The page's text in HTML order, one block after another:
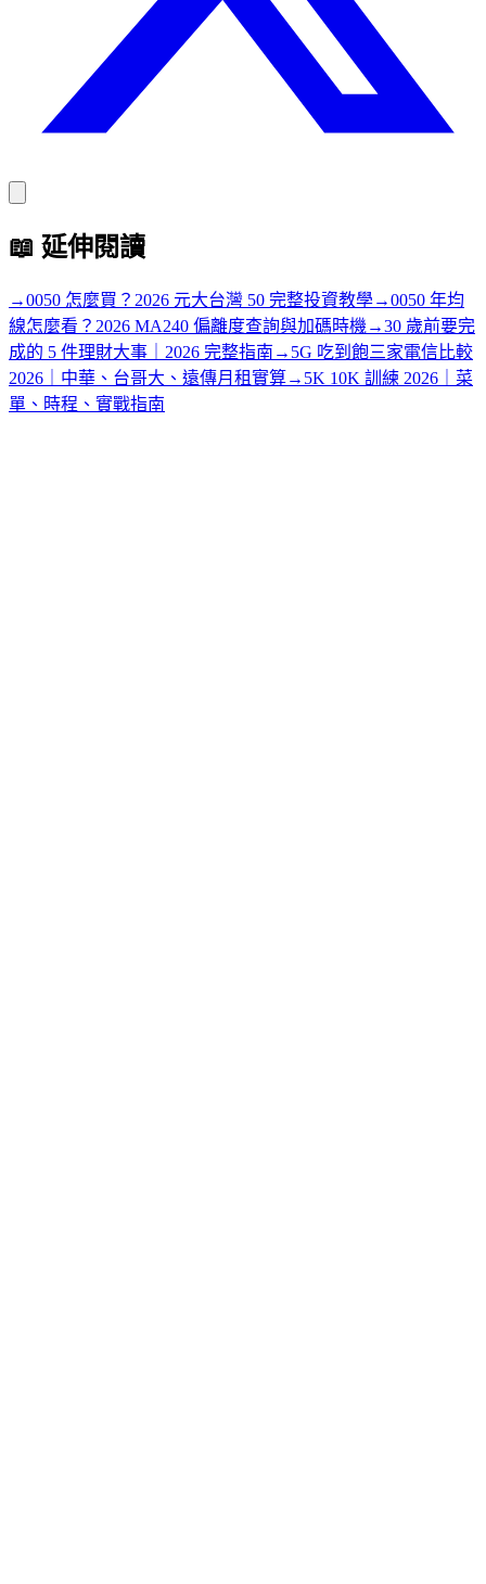
📖 延伸閱讀
→0050 怎麼買？2026 元大台灣 50 完整投資教學→0050 年均
線怎麼看？2026 MA240 偏離度查詢與加碼時機 →30 歲前要完
成的 5 件理財大事｜2026 完整指南 → 5G 吃到飽三家電信比較
2026｜中華、台哥大、遠傳月租實算→ 5K 10K 訓練 2026｜菜
單、時程、實戰指南